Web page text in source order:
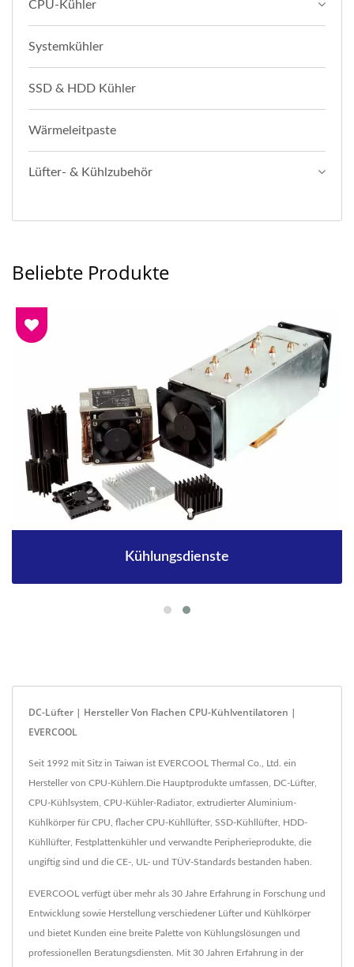
CPU-Kühler
Systemkühler
SSD & HDD Kühler
Wärmeleitpaste
Lüfter- & Kühlzubehör
Beliebte Produkte
Kühlungsdienste
DC-Lüfter | Hersteller Von Flachen CPU-Kühlventilatoren |
EVERCOOL
Seit 1992 mit Sitz in Taiwan ist EVERCOOL Thermal Co., Ltd. ein
Hersteller von CPU-Kühlern.Die Hauptprodukte umfassen, DC-Lüfter,
CPU-Kühlsystem, CPU-Kühler-Radiator, extrudierter Aluminium-
Kühlkörper für CPU, flacher CPU-Kühllüfter, SSD-Kühllüfter, HDD-
Kühllüfter, Festplattenkühler und verwandte Peripherieprodukte, die
ungiftig sind und die CE-, UL- und TÜV-Standards bestanden haben.
EVERCOOL verfügt über mehr als 30 Jahre Erfahrung in Forschung und
Entwicklung sowie Herstellung verschiedener Lüfter und Kühlkörper
und bietet Kunden eine breite Palette von Kühlungslösungen und
professionellen Beratungsdiensten. Mit 30 Jahren Erfahrung in der